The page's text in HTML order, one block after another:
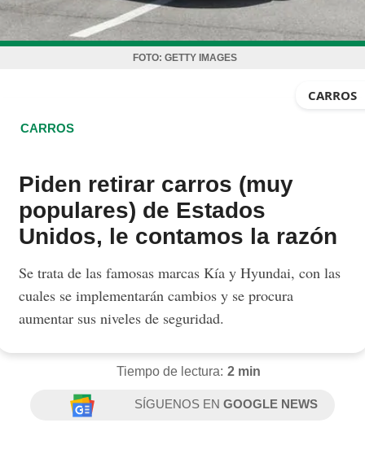
FOTO: GETTY IMAGES
CARROS
CARROS
Piden retirar carros (muy
populares) de Estados
Unidos, le contamos la razón
Se trata de las famosas marcas Kía y Hyundai, con las
cuales se implementarán cambios y se procura
aumentar sus niveles de seguridad.
Tiempo de lectura: 2 min
SÍGUENOS ENGOOGLE NEWS